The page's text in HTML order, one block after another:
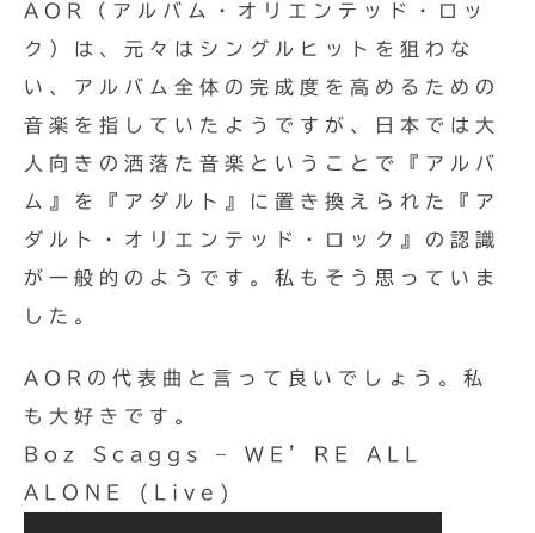
AOR（アルバム・オリエンテッド・ロッ
ク）は、元々はシングルヒットを狙わな
い、アルバム全体の完成度を高めるための
音楽を指していたようですが、日本では大
人向きの洒落た音楽ということで『アルバ
ム』を『アダルト』に置き換えられた『ア
ダルト・オリエンテッド・ロック』の認識
が一般的のようです。私もそう思っていま
した。
AORの代表曲と言って良いでしょう。私
も大好きです。
Boz Scaggs – WE’RE ALL
ALONE (Live)